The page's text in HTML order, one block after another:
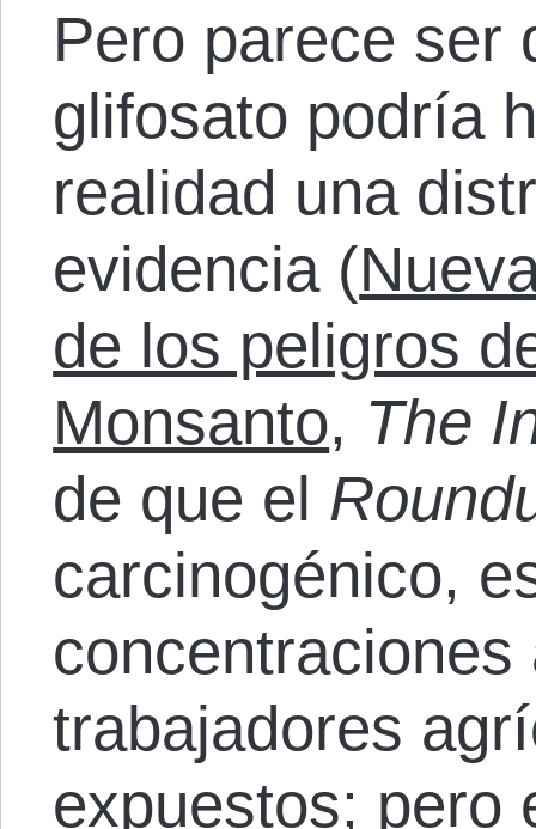
Pero parece ser
glifosato podría
realidad una
evidencia (
de los peligros
Monsanto, The
de que el
carcinogénico,
trabajadores
expuestos; pero